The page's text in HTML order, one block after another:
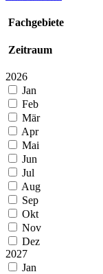
Fachgebiete
Zeitraum
2026
Jan
Feb
Mär
Apr
Mai
Jun
Jul
Aug
Sep
Okt
Nov
Dez
2027
Jan